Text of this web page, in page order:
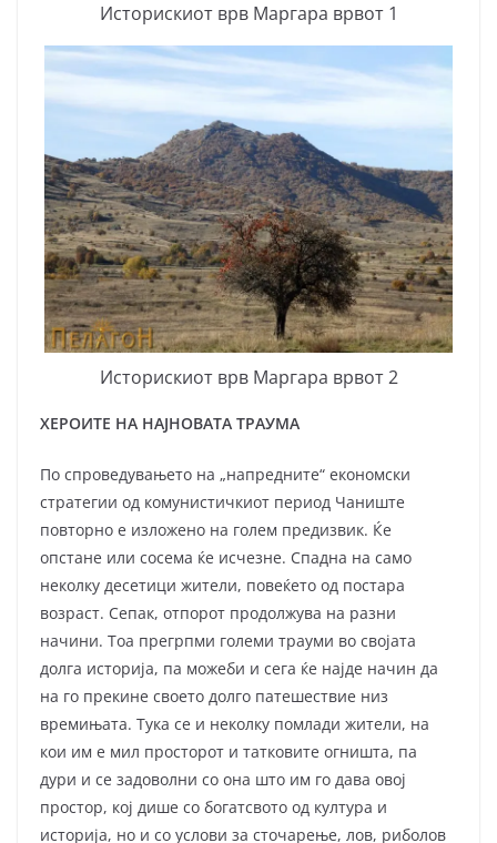
Историскиот врв Маргара врвот 1
Историскиот врв Маргара врвот 2
ХЕРОИТЕ НА НАЈНОВАТА ТРАУМА
По спроведувањето на „напредните“ економски
стратегии од комунистичкиот период Чаниште
повторно е изложено на голем предизвик. Ќе
опстане или сосема ќе исчезне. Спадна на само
неколку десетици жители, повеќето од постара
возраст. Сепак, отпорот продолжува на разни
начини. Тоа прегрпми големи трауми во својата
долга историја, па можеби и сега ќе најде начин да
на го прекине своето долго патешествие низ
времињата. Тука се и неколку помлади жители, на
кои им е мил просторот и татковите огништа, па
дури и се задоволни со она што им го дава овој
простор, кој дише со богатсвото од култура и
историја, но и со услови за сточарење, лов, риболов